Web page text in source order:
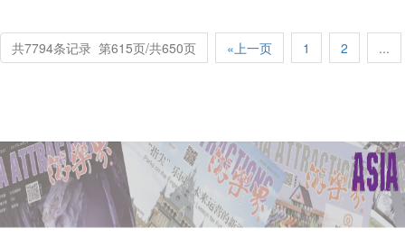
共7794条记录 第615页/共650页 «上一页 1 2 ...